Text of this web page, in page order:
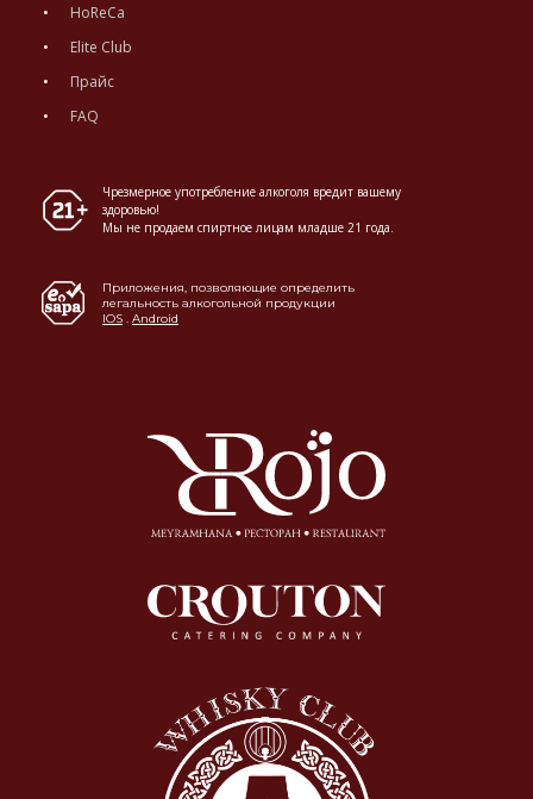
HoReCa
Elite Club
Прайс
FAQ
Чрезмерное употребление алкоголя вредит вашему
здоровью!
Мы не продаем спиртное лицам младше 21 года.
Приложения, позволяющие определить
легальность алкогольной продукции
IOS
Android